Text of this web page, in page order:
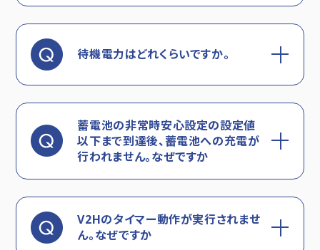
待機電力はどれくらいですか。
蓄電池の非常時安心設定の設定値
以下まで到達後、蓄電池への充電が
行われません。なぜですか
V2Hのタイマー動作が実行されませ
ん。なぜですか